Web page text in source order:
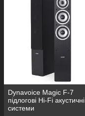
Dynavoice Magic F-7
підлогові Hi-Fi акустичні
системи